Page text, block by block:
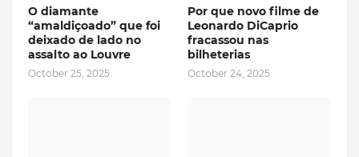
O diamante
“amaldiçoado” que foi
deixado de lado no
assalto ao Louvre
October 25, 2025
Por que novo filme de
Leonardo DiCaprio
fracassou nas
bilheterias
October 24, 2025